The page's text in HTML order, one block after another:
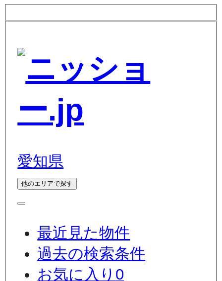
愛知県
他のエリアで探す
最近見た物件
過去の検索条件
お気に入り 0